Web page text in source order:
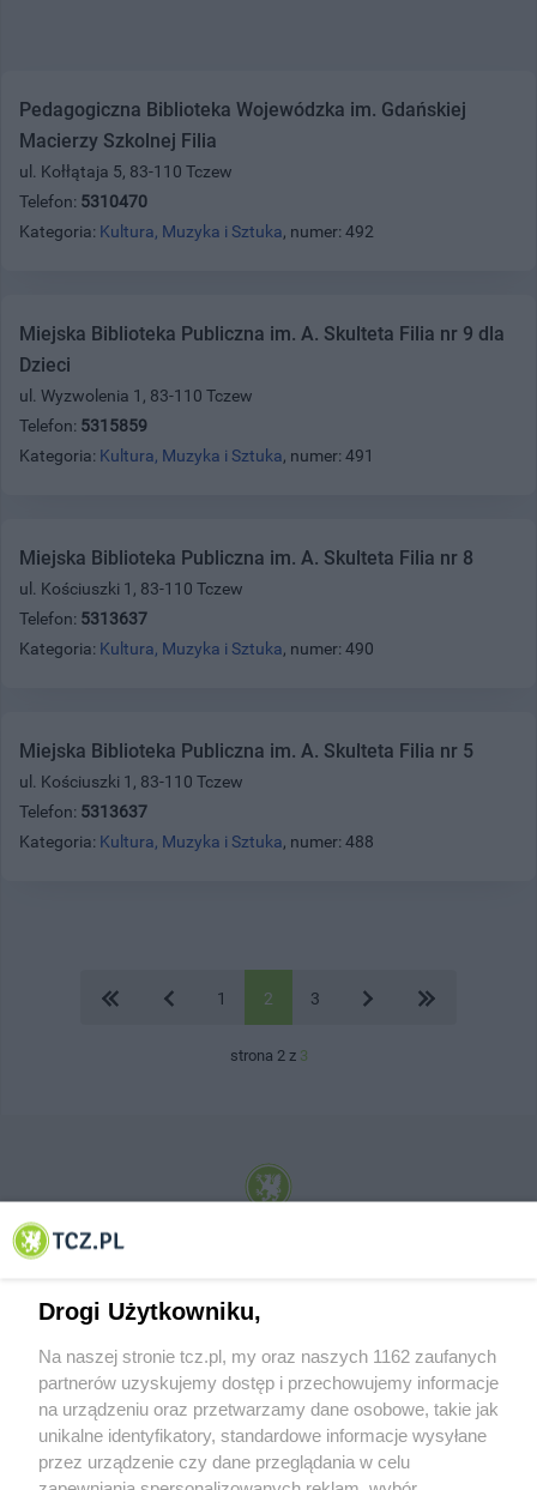
Pedagogiczna Biblioteka Wojewódzka im. Gdańskiej
Macierzy Szkolnej Filia
ul. Kołłątaja 5, 83-110 Tczew
Telefon: 5310470
Kategoria: Kultura, Muzyka i Sztuka, numer: 492
Miejska Biblioteka Publiczna im. A. Skulteta Filia nr 9 dla
Dzieci
ul. Wyzwolenia 1, 83-110 Tczew
Telefon: 5315859
Kategoria: Kultura, Muzyka i Sztuka, numer: 491
Miejska Biblioteka Publiczna im. A. Skulteta Filia nr 8
ul. Kościuszki 1, 83-110 Tczew
Telefon: 5313637
Kategoria: Kultura, Muzyka i Sztuka, numer: 490
Miejska Biblioteka Publiczna im. A. Skulteta Filia nr 5
ul. Kościuszki 1, 83-110 Tczew
Telefon: 5313637
Kategoria: Kultura, Muzyka i Sztuka, numer: 488
1 2 3
strona 2 z 3
© 2001-2026 Tczew - TCZ.PL Sp. z o.o. Internetowy Serwis Informacyjny Miasta
Drogi Użytkowniku,
Na naszej stronie tcz.pl, my oraz naszych 1162 zaufanych
partnerów uzyskujemy dostęp i przechowujemy informacje
na urządzeniu oraz przetwarzamy dane osobowe, takie jak
unikalne identyfikatory, standardowe informacje wysyłane
przez urządzenie czy dane przeglądania w celu